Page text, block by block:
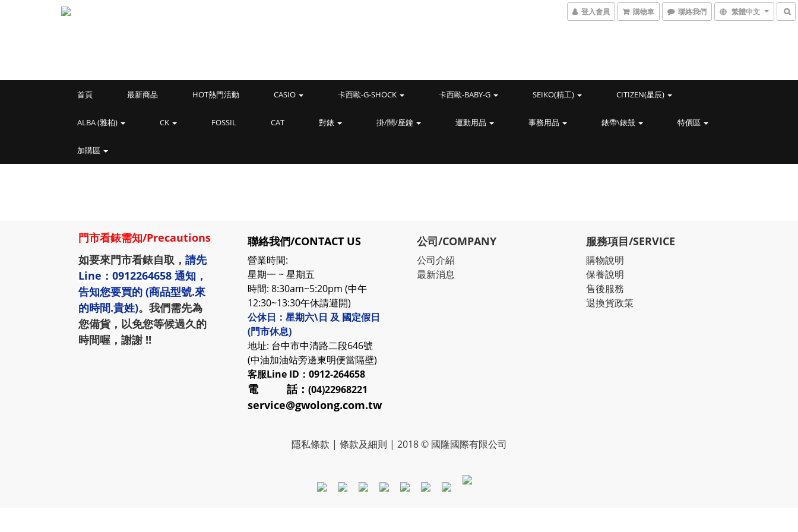
登入會員 購物車 聯絡我們 繁體中文
首頁 最新商品 HOT熱門活動 CASIO 卡西歐-G-SHOCK 卡西歐-BABY-G SEIKO(精工) CITIZEN(星辰)
ALBA (雅柏) CK FOSSIL CAT 對錶 掛/鬧/座鐘 運動用品 事務用品 錶帶\錶殼 特價區
加購區
門市看錶需知/Precautions
如要來門市看錶自取， 請先
Line：0912264658 通知，
告知您要買的 (商品型號.來
的時間.貴姓)。我們需先為
您備貨，以免您等候過久的
時間喔，謝謝 !!
聯絡我們/CONTACT US
營業時間:
星期一 ~ 星期五
時間: 8:30am~5:20pm (中午
12:30~13:30午休請避開)
公休日：星期六\日 及 國定假日
(門市休息)
地址: 台中市中清路二段646號
(中油加油站旁邊東明便當隔壁)
客服Line ID：0912-264658
電 話： (04)22968221
service@gwolong.com.tw
公司/COMPANY
公司介紹
最新消息
服務項目/SERVICE
購物說明
保養說明
售後服務
退換貨政策
隱私條款 | 條款及細則 | 2018 © 國隆國際有限公司